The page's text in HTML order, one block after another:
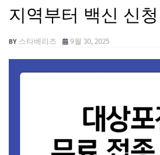
지역부터 백신 신
스타베리즈 9월 30, 2025